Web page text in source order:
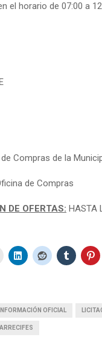
el horario de 07:00 a
Compras de la
de Compras
DE OFERTAS: HASTA
INFORMACIÓN OFICIAL